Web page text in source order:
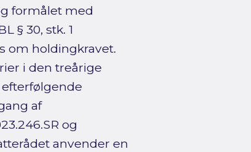
formålet med
§ 30, stk. 1
om holdingkravet.
i den treårige
af
og
anvender en